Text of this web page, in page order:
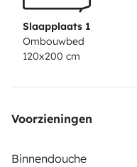
Slaapplaats 1
Ombouwbed
120x200 cm
Voorzieningen
Binnendouche